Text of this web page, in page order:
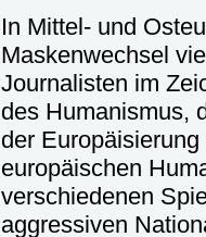
In Mittel- und
Maskenwechsel
Journalisten im
des Humanismus,
der
europäischen
verschiedenen
aggressiven